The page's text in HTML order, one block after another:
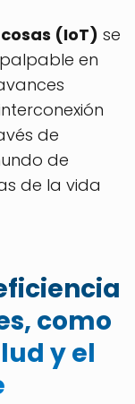
(IoT) se
en
de
de
de la vida
como
y el